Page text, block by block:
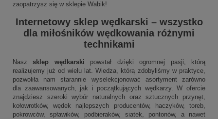
zaopatrzysz się w sklepie Wabik!
Internetowy sklep wędkarski – wszystko
dla miłośników wędkowania różnymi
technikami
Naszsklep wędkarski powstał dzięki ogromnej pasji, którą
realizujemy już od wielu lat. Wiedza, którą zdobyliśmy w praktyce,
pozwoliła nam starannie wyselekcjonować asortyment zarówno
dla zaawansowanych, jak i początkujących wędkarzy. W ofercie
znajdziesz szeroki wybór naturalnych oraz sztucznych przynęt,
kołowrotków, wędek najlepszych producentów, haczyków, toreb,
pokrowców, spławików, podbieraków, siatek, pontonów, a nawet